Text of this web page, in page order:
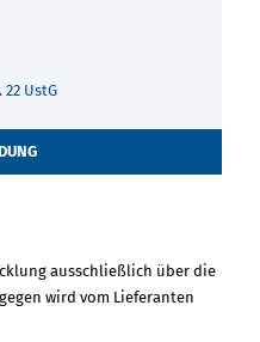
UstG
ausschließlich über die
wird vom Lieferanten